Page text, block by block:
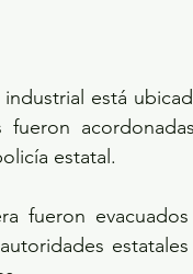
está
fueron
estatal.
fueron